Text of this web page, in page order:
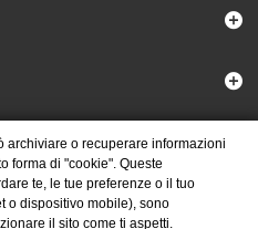
archiviare o recuperare informazioni
forma di "cookie". Queste
te, le tue preferenze o il tuo
o dispositivo mobile), sono
il sito come ti aspetti.